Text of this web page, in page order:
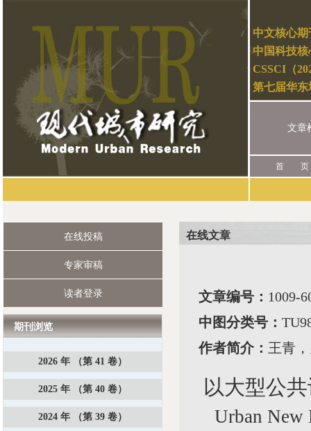
中文核心期
中国科技核
CSSCI（
第七届华
文章
首 页
在线文章
文章编号： 1009-
中图分类号：
作者简介： 王青
以大型公
Urban New
在线投稿
专家审稿
读者登录
期刊浏览
2026 年 （第 41 卷）
2025 年 （第 40 卷）
2024 年 （第 39 卷）